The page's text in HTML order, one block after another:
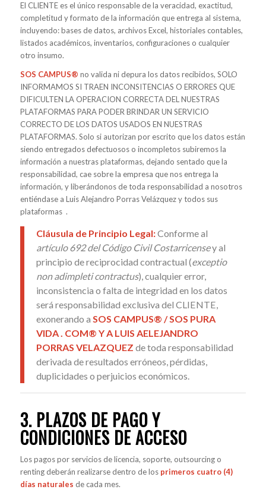
El CLIENTE es el único responsable de la veracidad, exactitud,
completitud y formato de la información que entrega al sistema,
incluyendo: bases de datos, archivos Excel, historiales contables,
listados académicos, inventarios, configuraciones o cualquier
otro insumo.
SOS CAMPUS® no valida ni depura los datos recibidos, SOLO
INFORMAMOS SI TRAEN INCONSITENCIAS O ERRORES QUE
DIFICULTEN LA OPERACION CORRECTA DEL NUESTRAS
PLATAFORMAS PARA PODER BRINDAR UN SERVICIO
CORRECTO DE LOS DATOS USADOS EN NUESTRAS
PLATAFORMAS. Solo si autorizan por escrito que los datos están
siendo entregados defectuosos o incompletos subiremos la
información a nuestras plataformas, dejando sentado que la
responsabilidad, cae sobre la empresa que nos entrega la
información, y liberándonos de toda responsabilidad a nosotros
entiéndase a Luis Alejandro Porras Velázquez y todos sus
plataformas .
Cláusula de Principio Legal:Conforme al
artículo 692 del Código Civil Costarricensey al
principio de reciprocidad contractual (exceptio
non adimpleti contractus), cualquier error,
inconsistencia o falta de integridad en los datos
será responsabilidad exclusiva del CLIENTE,
exonerando a SOS CAMPUS® / SOS PURA
VIDA . COM® Y A LUIS AELEJANDRO
PORRAS VELAZQUEZ de toda responsabilidad
derivada de resultados erróneos, pérdidas,
duplicidades o perjuicios económicos.
3. PLAZOS DE PAGO Y
CONDICIONES DE ACCESO
Los pagos por servicios de licencia, soporte, outsourcing o
renting deberán realizarse dentro de los primeros cuatro (4)
días naturales de cada mes.